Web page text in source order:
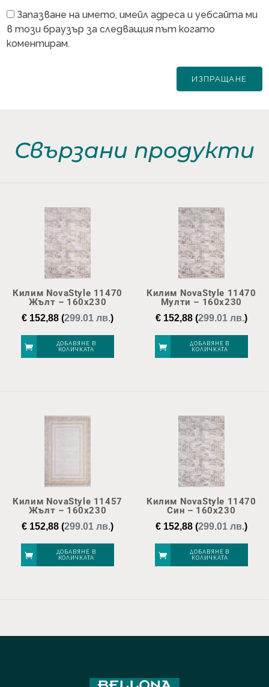
Запазване на името, имейл адреса и уебсайта ми
в този браузър за следващия път когато
коментирам.
Свързани продукти
Килим NovaStyle 11470
Жълт – 160х230
€ 152,88 (299.01 лв.)
ДОБАВЯНЕ В
КОЛИЧКАТА
Килим NovaStyle 11470
Мулти – 160х230
€152,88(299.01 лв.)
ДОБАВЯНЕ В
КОЛИЧКАТА
Килим NovaStyle 11457
Жълт – 160х230
€ 152,88 (299.01 лв.)
ДОБАВЯНЕ В
КОЛИЧКАТА
Килим NovaStyle 11470
Син – 160х230
€152,88(299.01 лв.)
ДОБАВЯНЕ В
КОЛИЧКАТА